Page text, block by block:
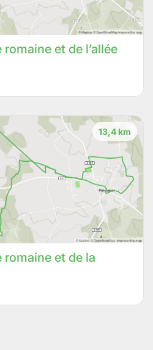
et de l’allée
13,4 km
et de la